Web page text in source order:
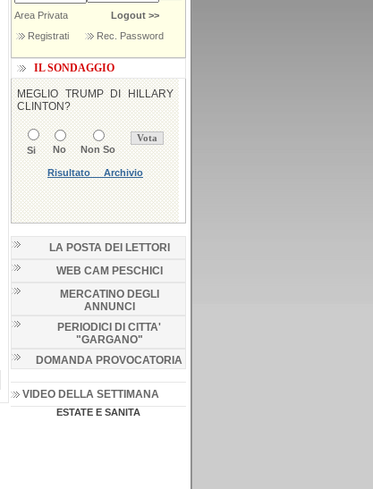
Area Privata
Logout >>
Registrati
Rec. Password
IL SONDAGGIO
LA POSTA DEI LETTORI
WEB CAM PESCHICI
MERCATINO DEGLI
ANNUNCI
PERIODICI DI CITTA'
"GARGANO"
DOMANDA PROVOCATORIA
VIDEO DELLA SETTIMANA
ESTATE E SANITA